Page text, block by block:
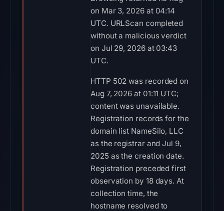
on Mar 3, 2026 at 04:14
UTC. URLScan completed
without a malicious verdict
on Jul 29, 2026 at 03:43
UTC.
HTTP 502 was recorded on
Aug 7, 2026 at 01:11 UTC;
content was unavailable.
Registration records for the
domain list NameSilo, LLC
as the registrar and Jul 9,
2025 as the creation date.
Registration preceded first
observation by 18 days. At
collection time, the
hostname resolved to